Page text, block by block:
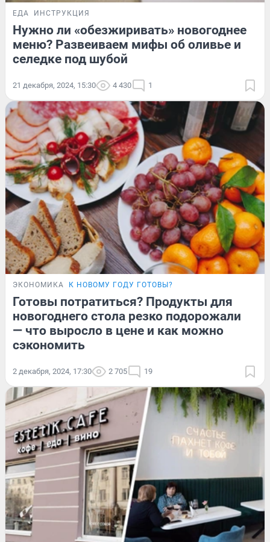
ЕДА ИНСТРУКЦИЯ
Нужно ли «обезжиривать» новогоднее
меню? Развеиваем мифы об оливье и
селедке под шубой
21 декабря, 2024, 15:30 4 430 1
ЭКОНОМИКА К НОВОМУ ГОДУ ГОТОВЫ?
Готовы потратиться? Продукты для
новогоднего стола резко подорожали
— что выросло в цене и как можно
сэкономить
2 декабря, 2024, 17:30 2 705 19